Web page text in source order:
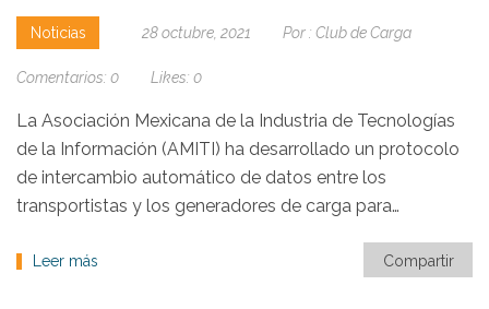
Noticias 28 octubre, 2021 Por : Club de Carga
Comentarios: 0 Likes: 0
La Asociación Mexicana de la Industria de Tecnologías
de la Información (AMITI) ha desarrollado un protocolo
de intercambio automático de datos entre los
transportistas y los generadores de carga para…
Leer más Compartir